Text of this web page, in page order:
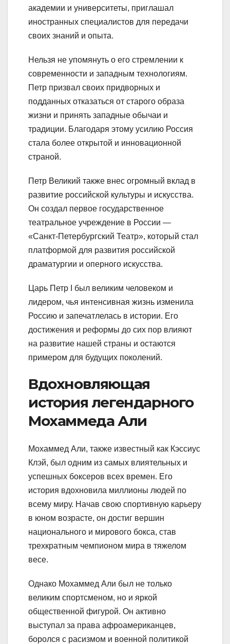
академии и университеты, приглашал
иностранных специалистов для передачи
своих знаний и опыта.
Нельзя не упомянуть о его стремлении к
современности и западным технологиям.
Петр призвал своих придворных и
подданных отказаться от старого образа
жизни и принять западные обычаи и
традиции. Благодаря этому усилию Россия
стала более открытой и инновационной
страной.
Петр Великий также внес огромный вклад в
развитие российской культуры и искусства.
Он создал первое государственное
театральное учреждение в России —
«Санкт-Петербургский Театр», который стал
платформой для развития российской
драматургии и оперного искусства.
Царь Петр I был великим человеком и
лидером, чья интенсивная жизнь изменила
Россию и запечатлелась в истории. Его
достижения и реформы до сих пор влияют
на развитие нашей страны и остаются
примером для будущих поколений.
Вдохновляющая
история легендарного
Мохаммеда Али
Мохаммед Али, также известный как Кэссиус
Клэй, был одним из самых влиятельных и
успешных боксеров всех времен. Его
история вдохновила миллионы людей по
всему миру. Начав свою спортивную карьеру
в юном возрасте, он достиг вершин
национального и мирового бокса, став
трехкратным чемпионом мира в тяжелом
весе.
Однако Мохаммед Али был не только
великим спортсменом, но и яркой
общественной фигурой. Он активно
выступал за права афроамериканцев,
боролся с расизмом и военной политикой